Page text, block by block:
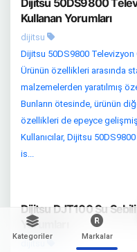
Kategoriler Markalar
Dijitsu 50DS9800
Kullanan Yorumları
dijitsu
Dijitsu 50DS9800 Televizyon
Ürünün özellikleri arasında
malzemelerden yaratılmış
Bunların ötesinde, ürünün
özellikleri de epeyce
Kullanıcılar, Dijitsu
is...
Dijitsu DJT100 Su
Yorumları
dijitsu